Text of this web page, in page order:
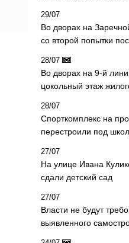
29/07
Во дворах на
со второй попытки
28/07
Во дворах на 9-й
цокольный этаж
28/07
Спорткомплекс на
перестроили под
27/07
На улице Ивана
сдали детский сад
27/07
Власти не будут
выявленного